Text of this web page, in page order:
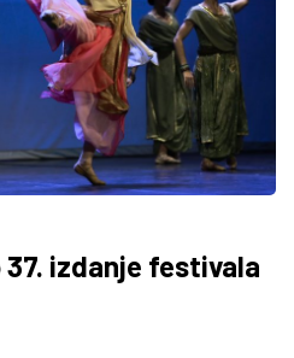
izdanje festivala